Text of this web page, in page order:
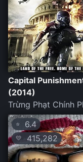
Capital
(2014)
Trừng Phạt Chính
⭐ 6.4
💛 415,282